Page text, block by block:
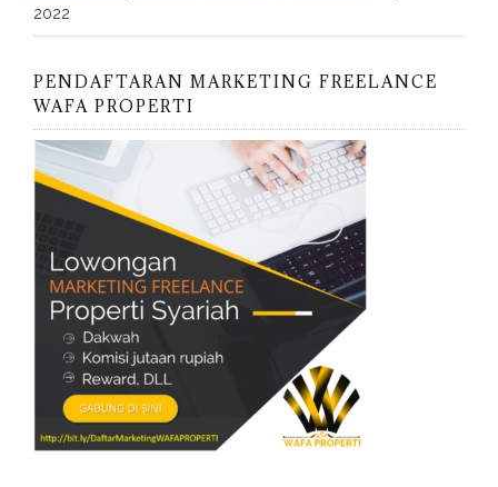
2022
PENDAFTARAN MARKETING FREELANCE
WAFA PROPERTI